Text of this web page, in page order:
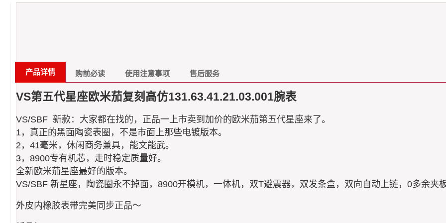
产品详情 购前必读 使用注意事项 售后服务
VS第五代星座欧米茄复刻高仿131.63.41.21.03.001腕表
VS/SBF 新款：大家都在找的，正品一上市卖到加价的欧米茄第五代星座来了。
1，真正的黑面陶瓷表圈，不是市面上那些电镀版本。
2，41毫米，休闲商务兼具，能文能武。
3，8900专有机芯，走时稳定质量好。
全新欧米茄星座最好的版本。
VS/SBF 新星座，陶瓷圈永不掉面，8900开模机，一体机，双T避震器，双发条盒，双向自动上链，0多余夹
外皮内橡胶表带完美同步正品～